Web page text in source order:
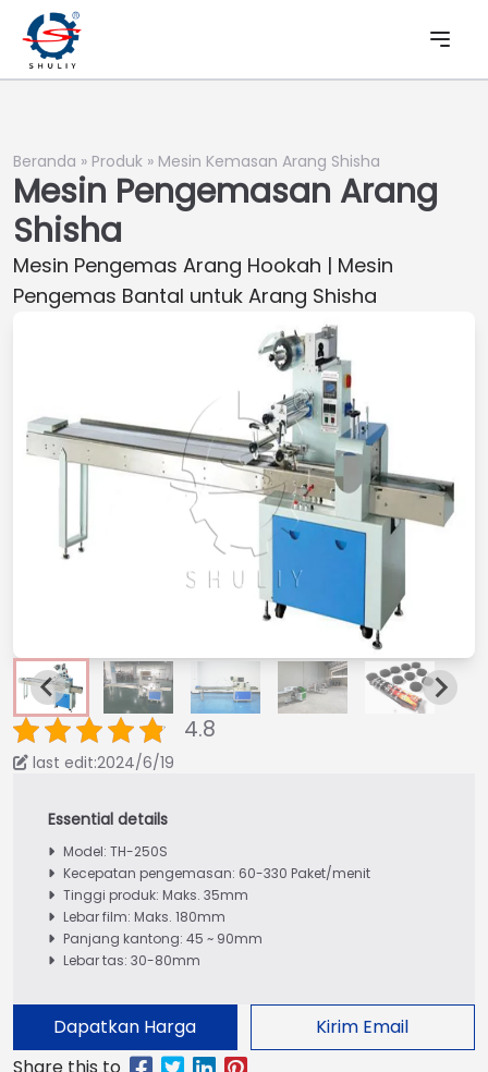
Beranda » Produk » Mesin Kemasan Arang Shisha
Mesin Pengemasan Arang
Shisha
Mesin Pengemas Arang Hookah | Mesin
Pengemas Bantal untuk Arang Shisha
4.8
last edit:2024/6/19
Model: TH-250S
Kecepatan pengemasan: 60-330 Paket/menit
Tinggi produk: Maks. 35mm
Lebar film: Maks. 180mm
Panjang kantong: 45 ~ 90mm
Lebar tas: 30-80mm
Dapatkan Harga Kirim Email